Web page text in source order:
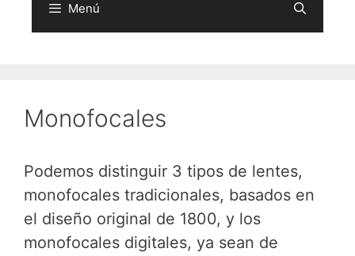
Menú
Monofocales
Podemos distinguir 3 tipos de lentes,
monofocales tradicionales, basados en
el diseño original de 1800, y los
monofocales digitales, ya sean de